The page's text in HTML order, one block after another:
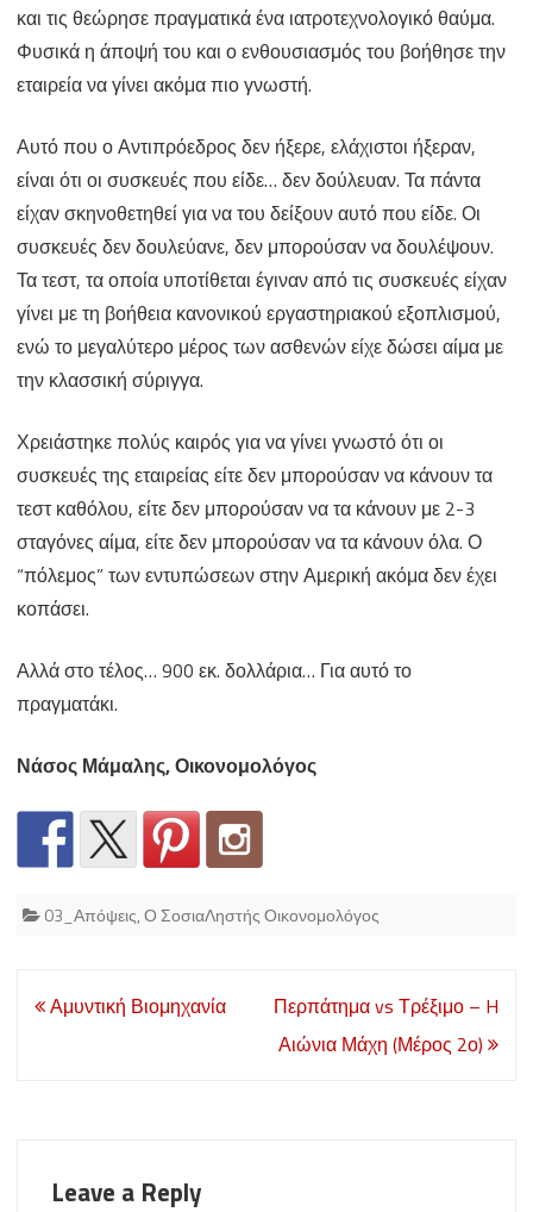
και τις θεώρησε πραγματικά ένα ιατροτεχνολογικό θαύμα.
Φυσικά η άποψή του και ο ενθουσιασμός του βοήθησε την
εταιρεία να γίνει ακόμα πιο γνωστή.
Αυτό που ο Αντιπρόεδρος δεν ήξερε, ελάχιστοι ήξεραν,
είναι ότι οι συσκευές που είδε… δεν δούλευαν. Τα πάντα
είχαν σκηνοθετηθεί για να του δείξουν αυτό που είδε. Οι
συσκευές δεν δουλεύανε, δεν μπορούσαν να δουλέψουν.
Τα τεστ, τα οποία υποτίθεται έγιναν από τις συσκευές είχαν
γίνει με τη βοήθεια κανονικού εργαστηριακού εξοπλισμού,
ενώ το μεγαλύτερο μέρος των ασθενών είχε δώσει αίμα με
την κλασσική σύριγγα.
Χρειάστηκε πολύς καιρός για να γίνει γνωστό ότι οι
συσκευές της εταιρείας είτε δεν μπορούσαν να κάνουν τα
τεστ καθόλου, είτε δεν μπορούσαν να τα κάνουν με 2-3
σταγόνες αίμα, είτε δεν μπορούσαν να τα κάνουν όλα. Ο
“πόλεμος” των εντυπώσεων στην Αμερική ακόμα δεν έχει
κοπάσει.
Αλλά στο τέλος… 900 εκ. δολλάρια… Για αυτό το
πραγματάκι.
Νάσος Μάμαλης, Οικονομολόγος
03_Απόψεις,Ο ΣοσιαΛηστής Οικονομολόγος
Post
Αμυντική Βιομηχανία
Περπάτημα vs Τρέξιμο – H
Αιώνια Μάχη (Μέρος 2ο)
Leave a Reply